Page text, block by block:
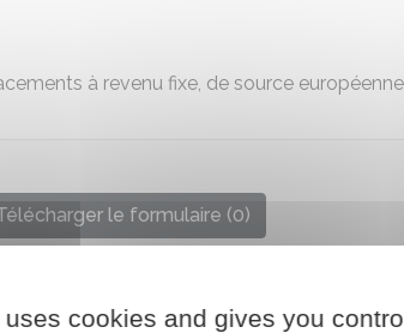
à revenu fixe, de source
le formulaire (0)
cookies and gives you